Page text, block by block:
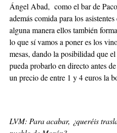
Ángel Abad, como el bar de
además comida para los
alguna manera ellos también
lo que sí vamos a poner es los
mesas, dando la posibilidad que
pueda probarlo en directo antes
un precio de entre 1 y 4 euros la
LVM: Para acabar, ¿queréis